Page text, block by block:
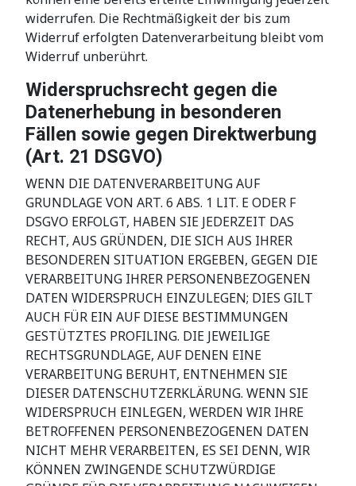
widerrufen. Die Rechtmäßigkeit der bis zum
Widerruf erfolgten Datenverarbeitung bleibt vom
Widerruf unberührt.
Widerspruchsrecht gegen die
Datenerhebung in besonderen
Fällen sowie gegen Direktwerbung
(Art. 21 DSGVO)
WENN DIE DATENVERARBEITUNG AUF
GRUNDLAGE VON ART. 6 ABS. 1 LIT. E ODER F
DSGVO ERFOLGT, HABEN SIE JEDERZEIT DAS
RECHT, AUS GRÜNDEN, DIE SICH AUS IHRER
BESONDEREN SITUATION ERGEBEN, GEGEN DIE
VERARBEITUNG IHRER PERSONENBEZOGENEN
DATEN WIDERSPRUCH EINZULEGEN; DIES GILT
AUCH FÜR EIN AUF DIESE BESTIMMUNGEN
GESTÜTZTES PROFILING. DIE JEWEILIGE
RECHTSGRUNDLAGE, AUF DENEN EINE
VERARBEITUNG BERUHT, ENTNEHMEN SIE
DIESER DATENSCHUTZERKLÄRUNG. WENN SIE
WIDERSPRUCH EINLEGEN, WERDEN WIR IHRE
BETROFFENEN PERSONENBEZOGENEN DATEN
NICHT MEHR VERARBEITEN, ES SEI DENN, WIR
KÖNNEN ZWINGENDE SCHUTZWÜRDIGE